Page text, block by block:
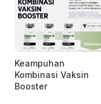
Keampuhan
Kombinasi Vaksin
Booster